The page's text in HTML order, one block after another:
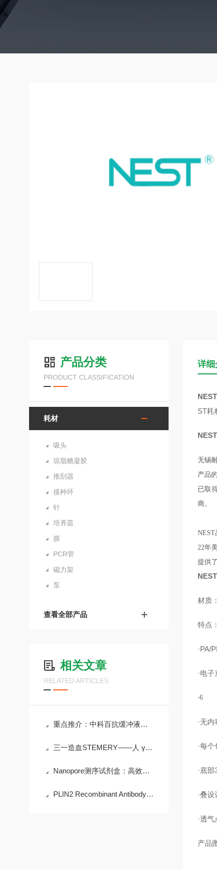
产品分类
PRODUCT CLASSIFICATION
耗材
吸头
琼脂糖凝胶
推刮器
接种环
针
培养皿
膜
PCR管
磁力架
泵
查看全部产品
相关文章
RELATED ARTICLES
重点推介：中科百抗缓冲液速溶颗粒
三一造血STEMERY——人 γδT 细胞高效扩增试剂盒说明书
Nanopore测序试剂盒：高效建库，赋能精准长读长测序
PLIN2 Recombinant Antibody重组单抗(AE00152)现货供应
详细
ST耗
无锡
产品
已取
商。
22年
提供
材质
特点
·PA/
·电
-6
·无内
·每
·底
·叠
·透
产品